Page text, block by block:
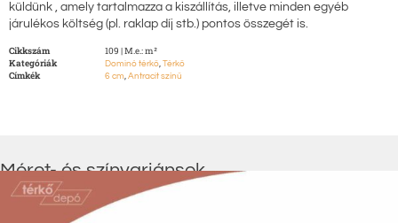
küldünk , amely tartalmazza a kiszállítás, illetve minden egyéb
járulékos költség (pl. raklap díj stb.) pontos összegét is.
Cikkszám
109 | M.e.: m²
Kategóriák
Dominó térkő, Térkő
Címkék 6 cm, Antracit színű
Méret- és színvariánsok